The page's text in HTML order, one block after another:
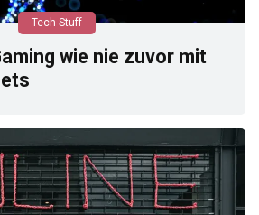
Tech Stuff
wie nie zuvor mit